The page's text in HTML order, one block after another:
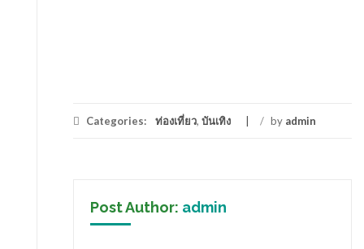
Categories: ท่องเที่ยว, บันเทิง / by admin
Post Author: admin